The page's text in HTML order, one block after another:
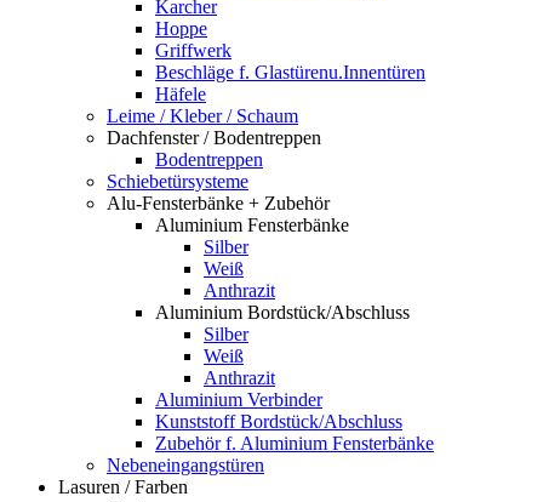
Karcher
Hoppe
Griffwerk
Beschläge f. Glastürenu.Innentüren
Häfele
Leime / Kleber / Schaum
Dachfenster / Bodentreppen
Bodentreppen
Schiebetürsysteme
Alu-Fensterbänke + Zubehör
Aluminium Fensterbänke
Silber
Weiß
Anthrazit
Aluminium Bordstück/Abschluss
Silber
Weiß
Anthrazit
Aluminium Verbinder
Kunststoff Bordstück/Abschluss
Zubehör f. Aluminium Fensterbänke
Nebeneingangstüren
Lasuren / Farben